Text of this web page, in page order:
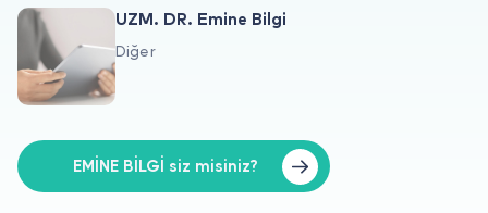
Hakkımızda
Doktorlar için
UZM. DR. Emine Bilgi
Diğer
EMİNE BİLGİ siz misiniz?